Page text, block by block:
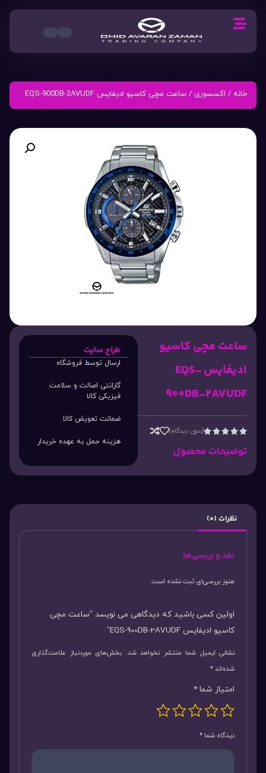
خانه / اکسسوری / ساعت مچی کاسیو ادیفایس EQS-900DB-2AVUDF
ساعت مچی کاسیو
ادیفایس EQS-
900DB-2AVUDF




(بدون دیدگاه)
توضیحات محصول
طراح سایت
ارسال توسط فروشگاه
گارانتی اصالت و سلامت
فیزیکی کالا
ضمانت تعویض کالا
هزینه حمل به عهده خریدار
نظرات (0)
نقد و بررسی‌ها
هنوز بررسی‌ای ثبت نشده است.
اولین کسی باشید که دیدگاهی می نویسد “ساعت مچی
کاسیو ادیفایس EQS-900DB-2AVUDF”
نشانی ایمیل شما منتشر نخواهد شد. بخش‌های موردنیاز علامت‌گذاری
شده‌اند*
امتیاز شما *
دیدگاه شما *